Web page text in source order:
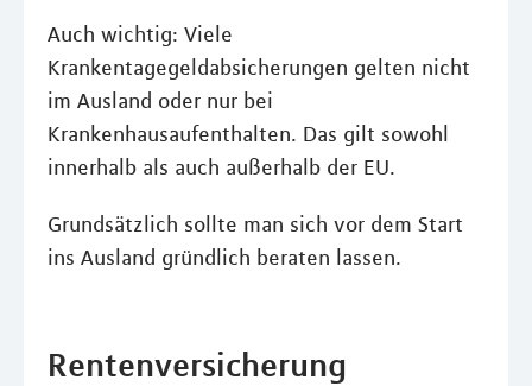
Auch wichtig: Viele
Krankentagegeldabsicherungen gelten nicht
im Ausland oder nur bei
Krankenhausaufenthalten. Das gilt sowohl
innerhalb als auch außerhalb der EU.
Grundsätzlich sollte man sich vor dem Start
ins Ausland gründlich beraten lassen.
Rentenversicherung